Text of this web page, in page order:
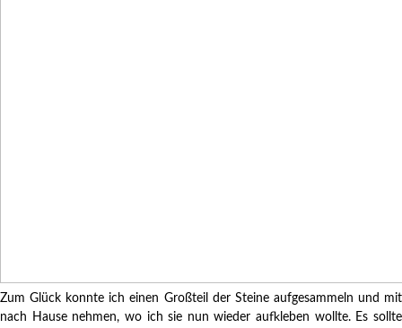
Zum Glück konnte ich einen Großteil der Steine aufgesammeln und mit
nach Hause nehmen, wo ich sie nun wieder aufkleben wollte. Es sollte